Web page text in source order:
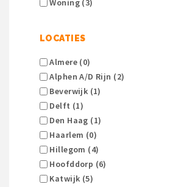
Woning (3)
LOCATIES
Almere (0)
Alphen A/d Rijn (2)
Beverwijk (1)
Delft (1)
Den Haag (1)
Haarlem (0)
Hillegom (4)
Hoofddorp (6)
Katwijk (5)